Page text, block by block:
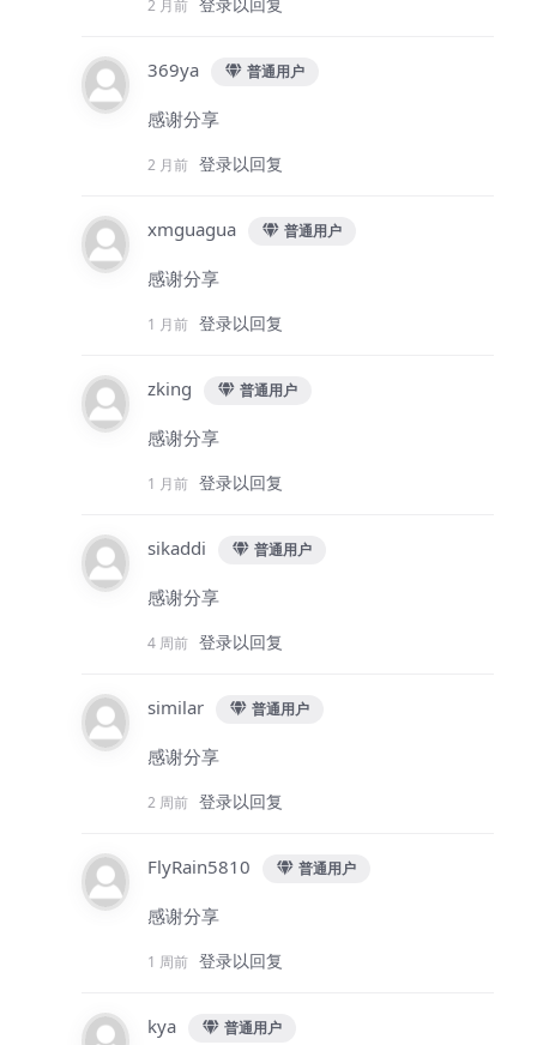
2 月前
369ya 普通用户
感谢分享
2 月前 登录以回复
xmguagua 普通用户
感谢分享
1 月前 登录以回复
zking 普通用户
感谢分享
1 月前 登录以回复
sikaddi 普通用户
感谢分享
4 周前 登录以回复
similar 普通用户
感谢分享
2 周前 登录以回复
FlyRain5810 普通用户
感谢分享
1 周前 登录以回复
kya 普通用户